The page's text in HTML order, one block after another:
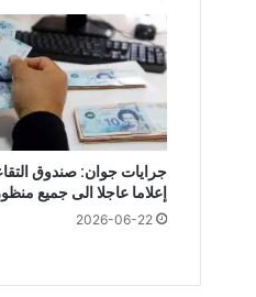
جرايات جوان: صندوق
إعلاما عاجلا الى جميع
2026-06-22